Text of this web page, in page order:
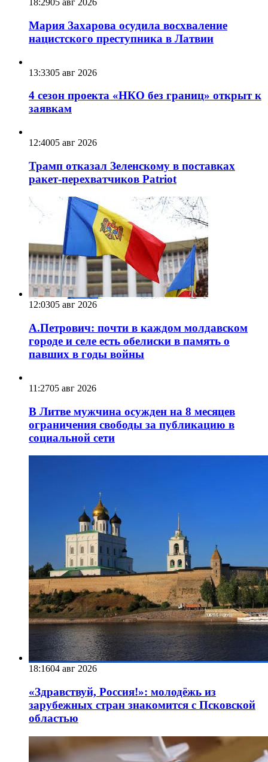
18:2905 авг 2026
Мария Захарова осудила восхваление
нацистского преступника в Латвии
13:3305 авг 2026
4 сезон проекта «НКО без границ» открыт к
заявкам
12:4005 авг 2026
Трамп отказал Зеленскому в поставках
ракет-перехватчиков Patriot
12:0305 авг 2026
А.Петрович: почти в каждом молдавском
городе и селе есть обелиски в память о
павших в годы войны
11:2705 авг 2026
В Литве мужчина осужден на 8 месяцев
ограничения свободы за публикацию в
социальной сети
18:1604 авг 2026
«Здравствуй, Россия!»: молодёжь из
зарубежных стран знакомится с Псковской
областью